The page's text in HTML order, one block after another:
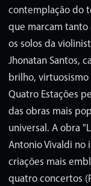
contemplação do
que marcam tanto
os solos da
Jhonatan Santos,
brilho,
Quatro Estações
das obras mais
universal. A obra
Antonio Vivaldi no
criações mais
quatro concertos